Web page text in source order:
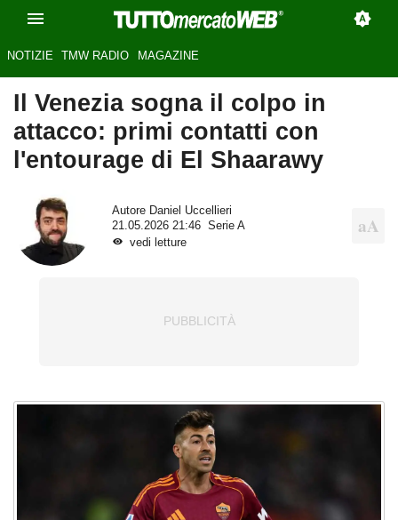
NOTIZIE TMW RADIO MAGAZINE
Il Venezia sogna il colpo in
attacco: primi contatti con
l'entourage di El Shaarawy
Autore Daniel Uccellieri
21.05.2026 21:46
Serie A
vedi letture